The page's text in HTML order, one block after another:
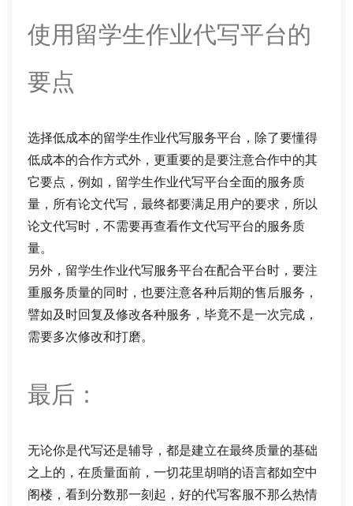
使用留学生作业代写平台的
要点
选择低成本的留学生作业代写服务平台，除了要懂得
低成本的合作方式外，更重要的是要注意合作中的其
它要点，例如，留学生作业代写平台全面的服务质
量，所有论文代写，最终都要满足用户的要求，所以
论文代写时，不需要再查看作文代写平台的服务质
量。
另外，留学生作业代写服务平台在配合平台时，要注
重服务质量的同时，也要注意各种后期的售后服务，
譬如及时回复及修改各种服务，毕竟不是一次完成，
需要多次修改和打磨。
最后：
无论你是代写还是辅导，都是建立在最终质量的基础
之上的，在质量面前，一切花里胡哨的语言都如空中
阁楼，看到分数那一刻起，好的代写客服不那么热情